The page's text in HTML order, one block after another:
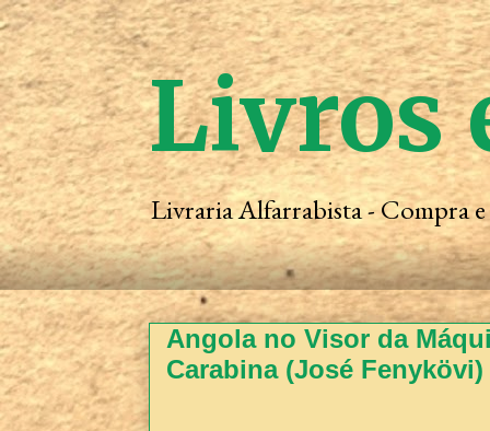
Livros
Livraria Alfarrabista - Compra
Angola no Visor da
Carabina (José Fenykövi)